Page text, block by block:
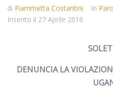
di Fiammetta Costantini In
Inserito il 27 Aprile 2016
DENUNCIA LA